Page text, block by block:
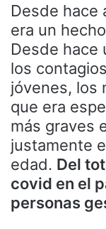
Desde hace
era un
Desde hace
los
jóvenes, los
que era
más graves
justamente
edad. Del
covid en el
personas